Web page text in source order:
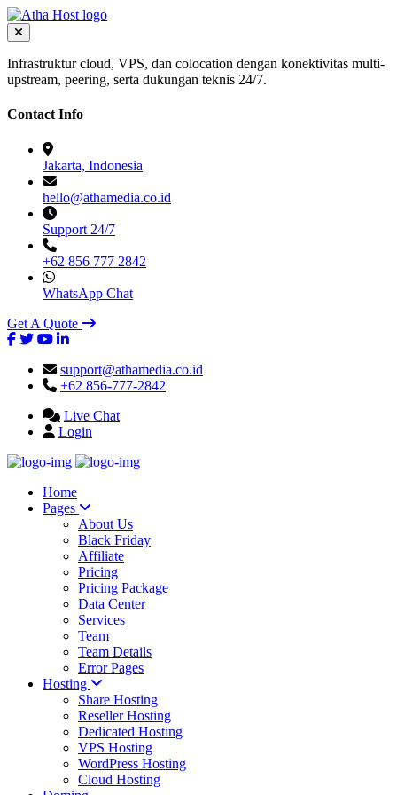
Infrastruktur cloud, VPS, dan colocation dengan konektivitas multi-
upstream, peering, serta dukungan teknis 24/7.
Contact Info
Jakarta, Indonesia
hello@athamedia.co.id
Support 24/7
+62 856 777 2842
WhatsApp Chat
Get A Quote
support@athamedia.co.id
+62 856-777-2842
Live Chat
Login
Home
Pages
About Us
Black Friday
Affiliate
Pricing
Pricing Package
Data Center
Services
Team
Team Details
Error Pages
Hosting
Share Hosting
Reseller Hosting
Dedicated Hosting
VPS Hosting
WordPress Hosting
Cloud Hosting